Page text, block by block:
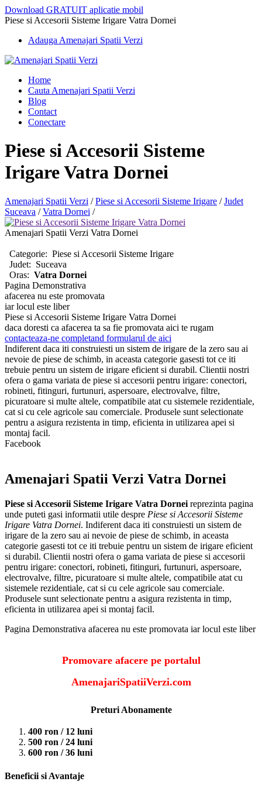
Download GRATUIT aplicatie mobil
Piese si Accesorii Sisteme Irigare Vatra Dornei
Adauga Amenajari Spatii Verzi
Home
Cauta Amenajari Spatii Verzi
Blog
Contact
Conectare
Piese si Accesorii Sisteme
Irigare Vatra Dornei
Amenajari Spatii Verzi /Piese si Accesorii Sisteme Irigare /Judet
Suceava /Vatra Dornei /
Amenajari Spatii Verzi Vatra Dornei
Categorie: Piese si Accesorii Sisteme Irigare
Judet: Suceava
Oras: Vatra Dornei
Pagina Demonstrativa
afacerea nu este promovata
iar locul este liber
Piese si Accesorii Sisteme Irigare Vatra Dornei
daca doresti ca afacerea ta sa fie promovata aici te rugam
contacteaza-ne completand formularul de aici
Indiferent daca iti construiesti un sistem de irigare de la zero sau ai
nevoie de piese de schimb, in aceasta categorie gasesti tot ce iti
trebuie pentru un sistem de irigare eficient si durabil. Clientii nostri
ofera o gama variata de piese si accesorii pentru irigare: conectori,
robineti, fitinguri, furtunuri, aspersoare, electrovalve, filtre,
picuratoare si multe altele, compatibile atat cu sistemele rezidentiale,
cat si cu cele agricole sau comerciale. Produsele sunt selectionate
pentru a asigura rezistenta in timp, eficienta in utilizarea apei si
montaj facil.
Facebook
Amenajari Spatii Verzi Vatra Dornei
Piese si Accesorii Sisteme Irigare Vatra Dornei reprezinta pagina
unde puteti gasi informatii utile despre Piese si Accesorii Sisteme
Irigare Vatra Dornei. Indiferent daca iti construiesti un sistem de
irigare de la zero sau ai nevoie de piese de schimb, in aceasta
categorie gasesti tot ce iti trebuie pentru un sistem de irigare eficient
si durabil. Clientii nostri ofera o gama variata de piese si accesorii
pentru irigare: conectori, robineti, fitinguri, furtunuri, aspersoare,
electrovalve, filtre, picuratoare si multe altele, compatibile atat cu
sistemele rezidentiale, cat si cu cele agricole sau comerciale.
Produsele sunt selectionate pentru a asigura rezistenta in timp,
eficienta in utilizarea apei si montaj facil.
Pagina Demonstrativa afacerea nu este promovata iar locul este liber
Promovare afacere pe portalul
AmenajariSpatiiVerzi.com
Preturi Abonamente
400 ron / 12 luni
500 ron / 24 luni
600 ron / 36 luni
Beneficii si Avantaje